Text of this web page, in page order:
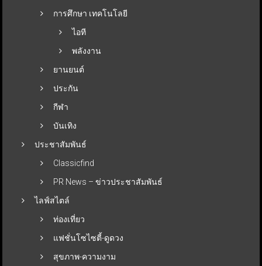
การศึกษา เทคโนโลยี
ไอที
พลังงาน
ยานยนต์
ประกัน
กีฬา
บันเทิง
ประชาสัมพันธ์
Classicfind
PR News – ข่าวประชาสัมพันธ์
ไลฟ์สไตล์
ท่องเที่ยว
แฟชั่นโซไซตี้-ดูดวง
สุขภาพ-ความงาม